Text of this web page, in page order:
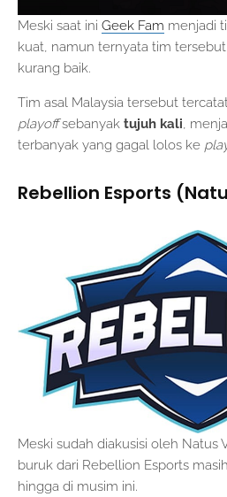
Meski saat ini Geek Fam menjadi
kuat, namun ternyata tim
kurang baik.
Tim asal Malaysia tersebut
playoffsebanyak tujuh kali,
terbanyak yang gagal lolos ke
Rebellion Esports
Meski sudah diakusisi oleh Natus
buruk dari Rebellion Esports
hingga di musim ini.